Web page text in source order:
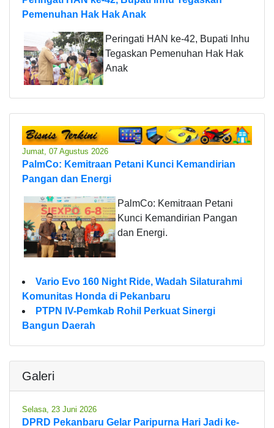
Pemenuhan Hak Hak Anak
Peringati HAN ke-42, Bupati Inhu
Tegaskan Pemenuhan Hak Hak
Anak
Jumat, 07 Agustus 2026
PalmCo: Kemitraan Petani Kunci Kemandirian
Pangan dan Energi
PalmCo: Kemitraan Petani
Kunci Kemandirian Pangan
dan Energi.
Vario Evo 160 Night Ride, Wadah Silaturahmi
Komunitas Honda di Pekanbaru
PTPN IV-Pemkab Rohil Perkuat Sinergi
Bangun Daerah
Galeri
Selasa, 23 Juni 2026
DPRD Pekanbaru Gelar Paripurna Hari Jadi ke-